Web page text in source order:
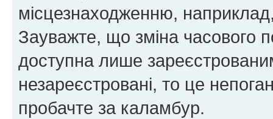
місцезнаходженню,
Зауважте, що зміна часового
доступна лише
незареєстровані, то це
пробачте за каламбур.